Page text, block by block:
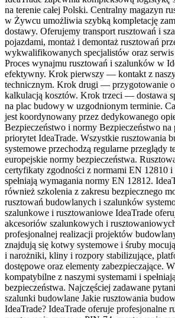
na terenie całej Polski. Centralny magazyn
w Żywcu umożliwia szybką kompletację
dostawy. Oferujemy transport rusztowań i
pojazdami, montaż i demontaż rusztowań
wykwalifikowanych specjalistów oraz serwis
Proces wynajmu rusztowań i szalunków w
efektywny. Krok pierwszy — kontakt z
technicznym. Krok drugi — przygotowanie
kalkulacją kosztów. Krok trzeci — dostawa
na plac budowy w uzgodnionym terminie.
jest koordynowany przez dedykowanego
Bezpieczeństwo i normy Bezpieczeństwo
priorytet IdeaTrade. Wszystkie rusztowania
systemowe przechodzą regularne przeglądy
europejskie normy bezpieczeństwa.
certyfikaty zgodności z normami EN 12810
spełniają wymagania normy EN 12812.
również szkolenia z zakresu bezpiecznego
rusztowań budowlanych i szalunków
szalunkowe i rusztowaniowe IdeaTrade
akcesoriów szalunkowych i
profesjonalnej realizacji projektów
znajdują się kotwy systemowe i śruby
i narożniki, kliny i rozpory stabilizujące,
dostępowe oraz elementy zabezpieczające.
kompatybilne z naszymi systemami i
bezpieczeństwa. Najczęściej zadawane
szalunki budowlane Jakie rusztowania
IdeaTrade? IdeaTrade oferuje profesjonalne